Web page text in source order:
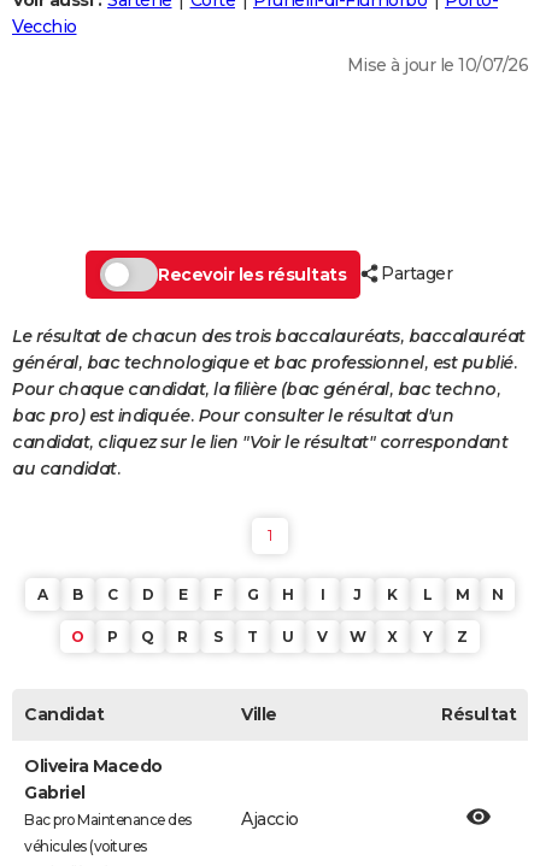
Destinations
City break
Voyage nature
Voyage de noces
Forum
Climat
+
PHOTO
Dictionnaire
PROGRAMME TV
S'inscrire
Se connecter
Lycées
Collèges
Primaires
Universités
Entreprises
Service militaire
Avis de recherche
AVIS DE DÉCÈS
FORUM
Bricolage
Lifestyle
Culture
Sport
Auto
Television
Voyage
Cinema
Vecchio
Mise à jour le 10/07/26
Recevoir les résultats Partager
Le résultat de chacun des trois baccalauréats, baccalauréat
général, bac technologique et bac professionnel, est publié.
Pour chaque candidat, la filière (bac général, bac techno,
bac pro) est indiquée. Pour consulter le résultat d'un
candidat, cliquez sur le lien "Voir le résultat" correspondant
au candidat.
1
A B C D E F G H I J K L M N
O P Q R S T U V W X Y Z
Candidat Ville Résultat
Oliveira Macedo
Gabriel
Bac pro Maintenance des
véhicules (voitures
Ajaccio